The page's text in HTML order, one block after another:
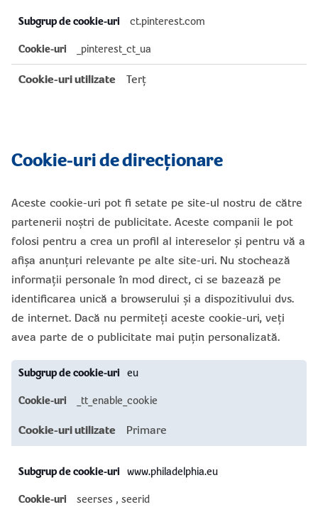
ct.pinterest.com
_pinterest_ct_ua
Terț
Cookie-uri de direcționare
Aceste cookie-uri pot fi setate pe site-ul nostru de către
partenerii noștri de publicitate. Aceste companii le pot
folosi pentru a crea un profil al intereselor și pentru vă a
afișa anunțuri relevante pe alte site-uri. Nu stochează
informații personale în mod direct, ci se bazează pe
identificarea unică a browserului și a dispozitivului dvs.
de internet. Dacă nu permiteți aceste cookie-uri, veți
avea parte de o publicitate mai puțin personalizată.
Cookie-
uri
direcționare
eu
_tt_enable_cookie
Primare
www.philadelphia.eu
seerses , seerid